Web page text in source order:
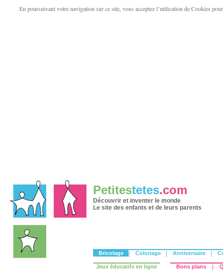
En poursuivant votre navigation sur ce site, vous acceptez l’utilisation de Cookies
Petitestetes.com
Découvrir et inventer le monde
Le site des enfants et de leurs parents
Bricolage Coloriage Anniversaire
Jeux éducatifs en ligne Bons plans